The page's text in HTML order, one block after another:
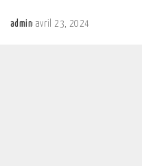
admin avril 23, 2024